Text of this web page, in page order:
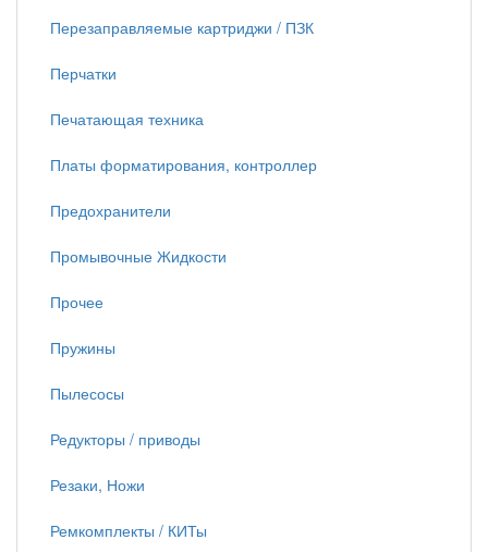
Перезаправляемые картриджи / ПЗК
Перчатки
Печатающая техника
Платы форматирования, контроллер
Предохранители
Промывочные Жидкости
Прочее
Пружины
Пылесосы
Редукторы / приводы
Резаки, Ножи
Ремкомплекты / КИТы